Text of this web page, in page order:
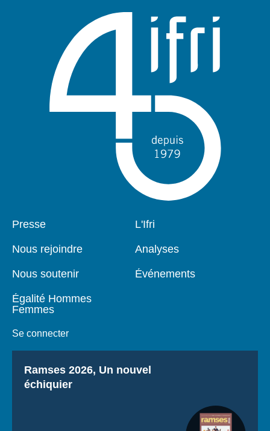
Pied
Presse
Nous rejoindre
Nous soutenir
Égalité Hommes
Femmes
Se connecter
Navigation
L'Ifri
Analyses
Événements
Titre
Ramses 2026, Un nouvel
échiquier